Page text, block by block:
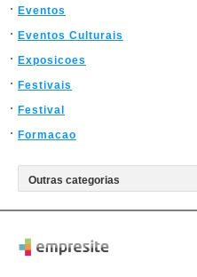
Eventos
Eventos Culturais
Exposicoes
Festivais
Festival
Formacao